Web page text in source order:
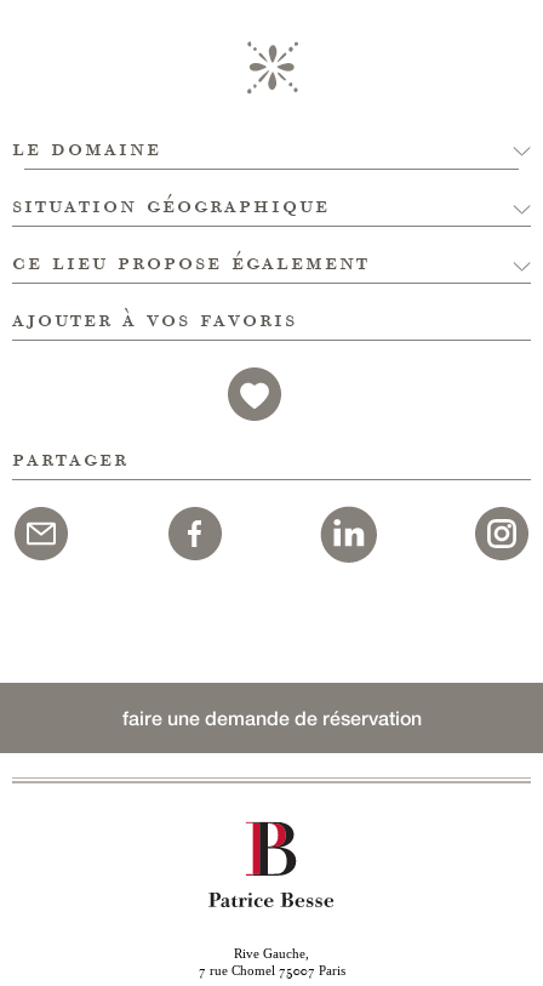
le domaine
situation géographique
ce lieu propose également
ajouter à vos favoris
partager
faire une demande de réservation
Rive Gauche,
7 rue Chomel 75007 Paris